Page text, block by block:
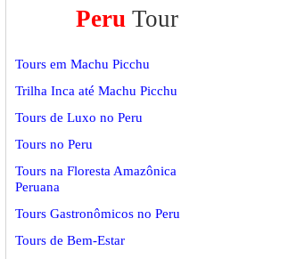
Peru Tour
Tours em Machu Picchu
Trilha Inca até Machu Picchu
Tours de Luxo no Peru
Tours no Peru
Tours na Floresta Amazônica
Peruana
Tours Gastronômicos no Peru
Tours de Bem-Estar